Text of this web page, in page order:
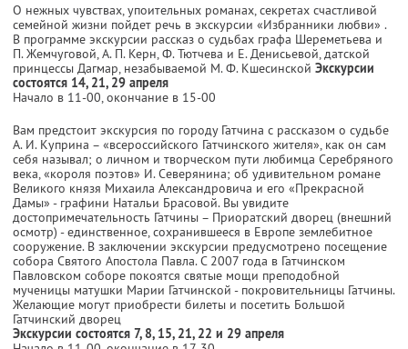
О нежных чувствах, упоительных романах, секретах счастливой
семейной жизни пойдет речь в экскурсии «Избранники любви» .
В программе экскурсии рассказ о судьбах графа Шереметьева и
П. Жемчуговой, А. П. Керн, Ф. Тютчева и Е. Денисьевой, датской
принцессы Дагмар, незабываемой М. Ф. Кшесинской Экскурсии
состоятся 14, 21, 29 апреля
Начало в 11-00, окончание в 15-00
Вам предстоит экскурсия по городу Гатчина с рассказом о судьбе
А. И. Куприна – «всероссийского Гатчинского жителя», как он сам
себя называл; о личном и творческом пути любимца Серебряного
века, «короля поэтов» И. Северянина; об удивительном романе
Великого князя Михаила Александровича и его «Прекрасной
Дамы» - графини Натальи Брасовой. Вы увидите
достопримечательность Гатчины – Приоратский дворец (внешний
осмотр) - единственное, сохранившееся в Европе землебитное
сооружение. В заключении экскурсии предусмотрено посещение
собора Святого Апостола Павла. С 2007 года в Гатчинском
Павловском соборе покоятся святые мощи преподобной
мученицы матушки Марии Гатчинской - покровительницы Гатчины.
Желающие могут приобрести билеты и посетить Большой
Гатчинский дворец
Экскурсии состоятся 7, 8, 15, 21, 22 и 29 апреля